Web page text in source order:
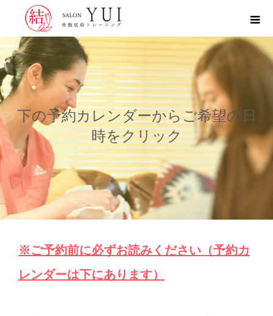
下の予約カレンダーからご希望の日
時をクリック
※ご予約前に必ずお読みください（予約カ
レンダーは下にあります）